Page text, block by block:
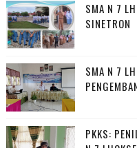
SMA N 7
SINETRON
SMA N 7
PKKS: